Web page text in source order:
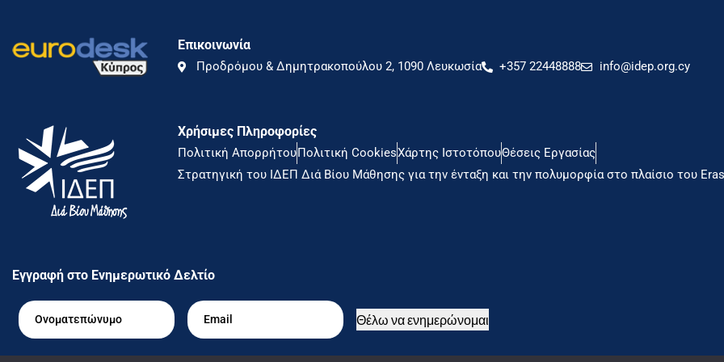
Επικοινωνία
Προδρόμου & Δημητρακοπούλου 2, 1090 Λευκωσία +357 22448888 info@idep.org.cy
Χρήσιμες Πληροφορίες
Πολιτική ΑπορρήτουΠολιτική CookiesΧάρτης ΙστοτόπουΘέσεις Εργασίας
Στρατηγική του ΙΔΕΠ Διά Βίου Μάθησης για την ένταξη και την πολυμορφία στο πλαίσιο του
Εγγραφή στο Ενημερωτικό Δελτίο
Θέλω να ενημερώνομαι